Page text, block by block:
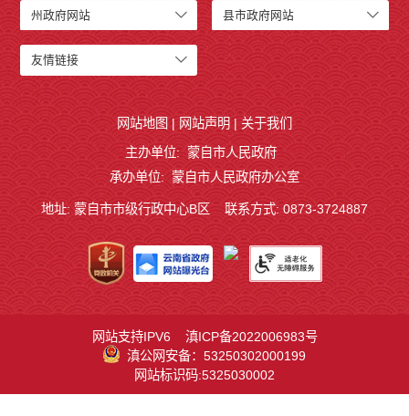
州政府网站 县市政府网站
友情链接
网站地图 | 网站声明 | 关于我们
主办单位: 蒙自市人民政府
承办单位: 蒙自市人民政府办公室
地址: 蒙自市市级行政中心B区 联系方式: 0873-3724887
网站支持IPV6
滇ICP备2022006983号
滇公网安备：53250302000199
网站标识码:5325030002